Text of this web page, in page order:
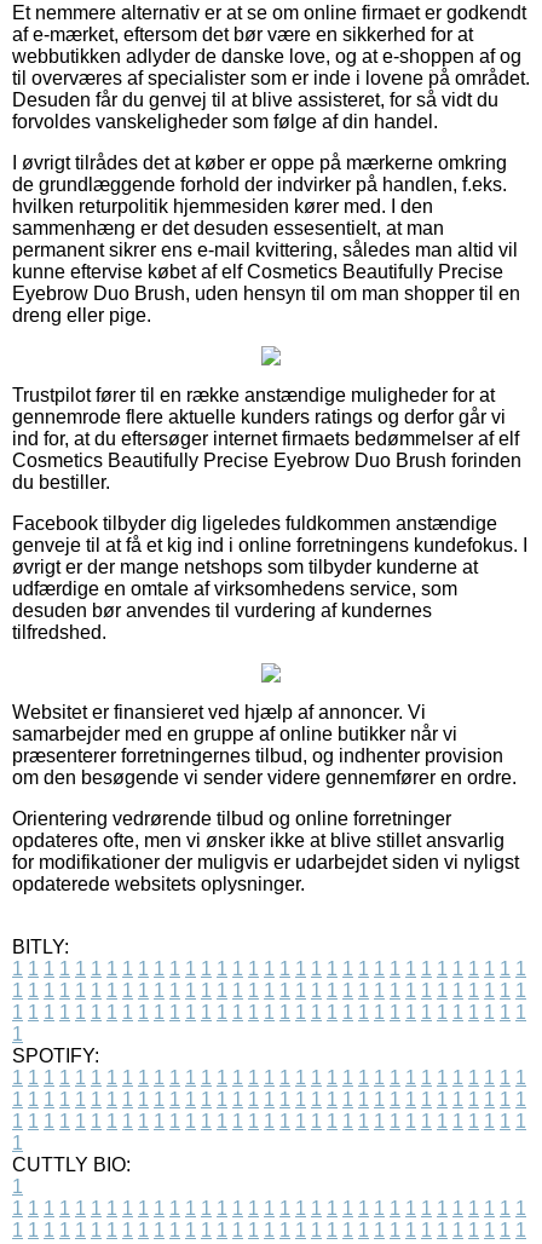
Et nemmere alternativ er at se om online firmaet er godkendt
af e-mærket, eftersom det bør være en sikkerhed for at
webbutikken adlyder de danske love, og at e-shoppen af og
til overværes af specialister som er inde i lovene på området.
Desuden får du genvej til at blive assisteret, for så vidt du
forvoldes vanskeligheder som følge af din handel.
I øvrigt tilrådes det at køber er oppe på mærkerne omkring
de grundlæggende forhold der indvirker på handlen, f.eks.
hvilken returpolitik hjemmesiden kører med. I den
sammenhæng er det desuden essesentielt, at man
permanent sikrer ens e-mail kvittering, således man altid vil
kunne eftervise købet af elf Cosmetics Beautifully Precise
Eyebrow Duo Brush, uden hensyn til om man shopper til en
dreng eller pige.
Trustpilot fører til en række anstændige muligheder for at
gennemrode flere aktuelle kunders ratings og derfor går vi
ind for, at du eftersøger internet firmaets bedømmelser af elf
Cosmetics Beautifully Precise Eyebrow Duo Brush forinden
du bestiller.
Facebook tilbyder dig ligeledes fuldkommen anstændige
genveje til at få et kig ind i online forretningens kundefokus. I
øvrigt er der mange netshops som tilbyder kunderne at
udfærdige en omtale af virksomhedens service, som
desuden bør anvendes til vurdering af kundernes
tilfredshed.
Websitet er finansieret ved hjælp af annoncer. Vi
samarbejder med en gruppe af online butikker når vi
præsenterer forretningernes tilbud, og indhenter provision
om den besøgende vi sender videre gennemfører en ordre.
Orientering vedrørende tilbud og online forretninger
opdateres ofte, men vi ønsker ikke at blive stillet ansvarlig
for modifikationer der muligvis er udarbejdet siden vi nyligst
opdaterede websitets oplysninger.
BITLY:
1 1 1 1 1 1 1 1 1 1 1 1 1 1 1 1 1 1 1 1 1 1 1 1 1 1 1 1 1 1 1 1 1
1 1 1 1 1 1 1 1 1 1 1 1 1 1 1 1 1 1 1 1 1 1 1 1 1 1 1 1 1 1 1 1 1
1 1 1 1 1 1 1 1 1 1 1 1 1 1 1 1 1 1 1 1 1 1 1 1 1 1 1 1 1 1 1 1 1
1
SPOTIFY:
1 1 1 1 1 1 1 1 1 1 1 1 1 1 1 1 1 1 1 1 1 1 1 1 1 1 1 1 1 1 1 1 1
1 1 1 1 1 1 1 1 1 1 1 1 1 1 1 1 1 1 1 1 1 1 1 1 1 1 1 1 1 1 1 1 1
1 1 1 1 1 1 1 1 1 1 1 1 1 1 1 1 1 1 1 1 1 1 1 1 1 1 1 1 1 1 1 1 1
1
CUTTLY BIO:
1
1 1 1 1 1 1 1 1 1 1 1 1 1 1 1 1 1 1 1 1 1 1 1 1 1 1 1 1 1 1 1 1 1
1 1 1 1 1 1 1 1 1 1 1 1 1 1 1 1 1 1 1 1 1 1 1 1 1 1 1 1 1 1 1 1 1